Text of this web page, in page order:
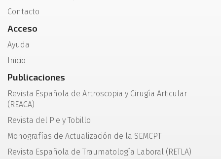
Contacto
Acceso
Ayuda
Inicio
Publicaciones
Revista Española de Artroscopia y Cirugía Articular
(REACA)
Revista del Pie y Tobillo
Monografías de Actualización de la SEMCPT
Revista Española de Traumatología Laboral (RETLA)